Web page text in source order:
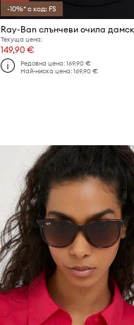
-10%* с код: FS
Ray-Ban слънчеви очила
Текуща цена:
149,90 €
Редовна цена: 169,90 €
Най-ниска цена: 169,90 €